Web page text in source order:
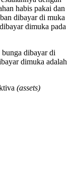
habis pakai dan
dibayar di muka
dimuka pada
dibayar di
dimuka adalah
(assets)